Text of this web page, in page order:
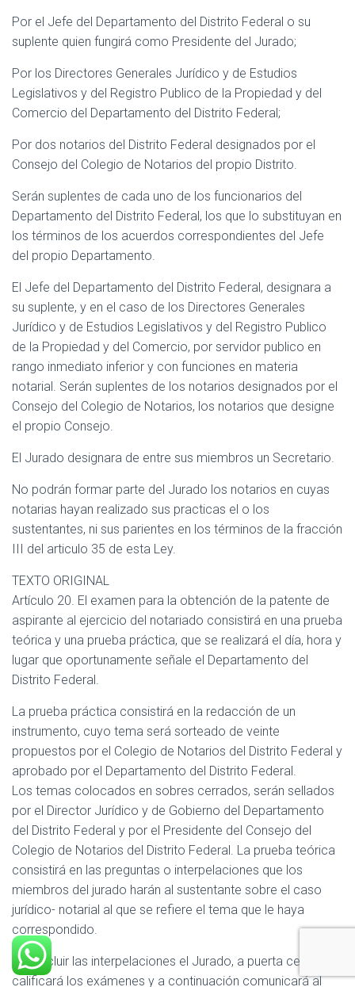
Por el Jefe del Departamento del Distrito Federal o su
suplente quien fungirá como Presidente del Jurado;
Por los Directores Generales Jurídico y de Estudios
Legislativos y del Registro Publico de la Propiedad y del
Comercio del Departamento del Distrito Federal;
Por dos notarios del Distrito Federal designados por el
Consejo del Colegio de Notarios del propio Distrito.
Serán suplentes de cada uno de los funcionarios del
Departamento del Distrito Federal, los que lo substituyan en
los términos de los acuerdos correspondientes del Jefe
del propio Departamento.
El Jefe del Departamento del Distrito Federal, designara a
su suplente, y en el caso de los Directores Generales
Jurídico y de Estudios Legislativos y del Registro Publico
de la Propiedad y del Comercio, por servidor publico en
rango inmediato inferior y con funciones en materia
notarial. Serán suplentes de los notarios designados por el
Consejo del Colegio de Notarios, los notarios que designe
el propio Consejo.
El Jurado designara de entre sus miembros un Secretario.
No podrán formar parte del Jurado los notarios en cuyas
notarias hayan realizado sus practicas el o los
sustentantes, ni sus parientes en los términos de la fracción
III del articulo 35 de esta Ley.
TEXTO ORIGINAL
Artículo 20. El examen para la obtención de la patente de
aspirante al ejercicio del notariado consistirá en una prueba
teórica y una prueba práctica, que se realizará el día, hora y
lugar que oportunamente señale el Departamento del
Distrito Federal.
La prueba práctica consistirá en la redacción de un
instrumento, cuyo tema será sorteado de veinte
propuestos por el Colegio de Notarios del Distrito Federal y
aprobado por el Departamento del Distrito Federal.
Los temas colocados en sobres cerrados, serán sellados
por el Director Jurídico y de Gobierno del Departamento
del Distrito Federal y por el Presidente del Consejo del
Colegio de Notarios del Distrito Federal. La prueba teórica
consistirá en las preguntas o interpelaciones que los
miembros del jurado harán al sustentante sobre el caso
jurídico- notarial al que se refiere el tema que le haya
correspondido.
Al concluir las interpelaciones el Jurado, a puerta cerrada,
calificará los exámenes y a continuación comunicará al